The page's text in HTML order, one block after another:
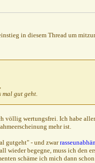
in diesem Thread um
mal gut geht.
völlig wertungsfrei. Ich habe
mehr ist.
gutgeht" - und zwar
wieder begegne, muss ich den
schäme ich mich dann